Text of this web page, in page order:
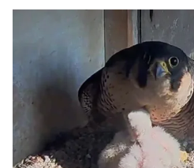
której się znalazły. Dzięki
rosną jak na drożdżach.